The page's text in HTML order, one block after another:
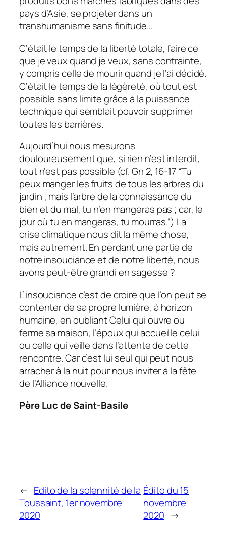
pays d’Asie, se projeter dans un
transhumanisme sans finitude…
C’était le temps de la liberté totale, faire ce
que je veux quand je veux, sans contrainte,
y compris celle de mourir quand je l’ai décidé.
C’était le temps de la légèreté, où tout est
possible sans limite grâce à la puissance
technique qui semblait pouvoir supprimer
toutes les barrières.
Aujourd’hui nous mesurons
douloureusement que, si rien n’est interdit,
tout n’est pas possible (cf. Gn 2, 16-17“Tu
peux manger les fruits de tous les arbres du
jardin ; mais l’arbre de la connaissance du
bien et du mal, tu n’en mangeras pas ; car, le
jour où tu en mangeras, tu mourras.“) La
crise climatique nous dit la même chose,
mais autrement. En perdant une partie de
notre insouciance et de notre liberté, nous
avons peut-être grandi en sagesse ?
L’insouciance c’est de croire que l’on peut se
contenter de sa propre lumière, à horizon
humaine, en oubliant Celui qui ouvre ou
ferme sa maison, l’époux qui accueille celui
ou celle qui veille dans l’attente de cette
rencontre. Car c’est lui seul qui peut nous
arracher à la nuit pour nous inviter à la fête
de l’Alliance nouvelle.
Père Luc de Saint-Basile
← Edito de la solennité de la
Toussaint, 1er novembre
2020
Édito du 15
novembre
2020 →